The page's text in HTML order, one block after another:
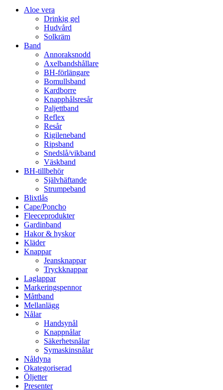
Aloe vera
Drinkig gel
Hudvård
Solkräm
Band
Annoraksnodd
Axelbandshållare
BH-förlängare
Bomullsband
Kardborre
Knapphålsresår
Paljettband
Reflex
Resår
Rigileneband
Ripsband
Snedslå/vikband
Väskband
BH-tillbehör
Självhäftande
Strumpeband
Blixtlås
Cape/Poncho
Fleeceprodukter
Gardinband
Hakor & hyskor
Kläder
Knappar
Jeansknappar
Tryckknappar
Laglappar
Markeringspennor
Måttband
Mellanlägg
Nålar
Handsynål
Knappnålar
Säkerhetsnålar
Symaskinsnålar
Nåldyna
Okategoriserad
Öljetter
Presenter